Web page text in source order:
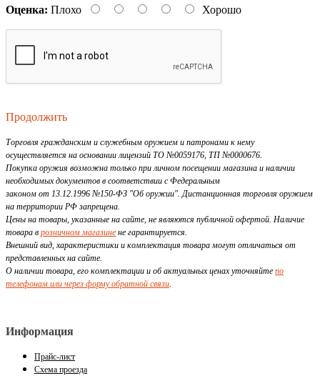
Оценка: Плохо Хорошо
Продолжить
Торговля гражданским и служебным оружием и патронами к нему
осуществляется на основании лицензий ТО №0059176, ТП №0000676.
Покупка оружия возможна только при личном посещении магазина и наличии
необходимых документов в соответствии с Федеральным
законом от 13.12.1996 №150-ФЗ "Об оружии". Дистанционная торговля оружием
на территории РФ запрещена.
Цены на товары, указанные на сайте, не являются публичной офертой. Наличие
товара в розничном магазине не гарантируется.
Внешний вид, характеристики и комплектация товара могут отличаться от
представленных на сайте.
О наличии товара, его комплектации и об актуальных ценах уточняйте по
телефонам или через форму обратной связи.
Информация
Прайс-лист
Схема проезда